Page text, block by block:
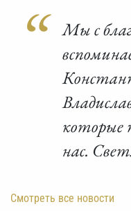
Мы с
которые
нас.
Смотреть все новости